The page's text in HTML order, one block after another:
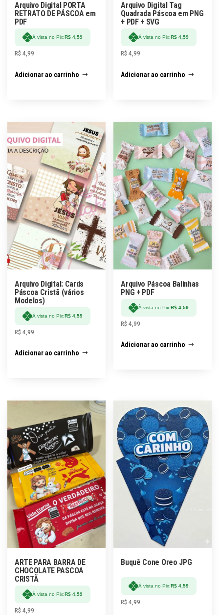
Arquivo Digital PORTA
RETRATO DE PÁSCOA em
PDF
À vista no Pix:R$ 4,59
R$ 4,99
Adicionar ao carrinho
Arquivo Digital Tag
Quadrada Páscoa em PNG
+ PDF + SVG
À vista no Pix:R$ 4,59
R$ 4,99
Adicionar ao carrinho
Arquivo Digital: Cards
Páscoa Cristã (vários
Modelos)
À vista no Pix:R$ 4,59
R$ 4,99
Adicionar ao carrinho
Arquivo Páscoa Balinhas
PNG + PDF
À vista no Pix:R$ 4,59
R$ 4,99
Adicionar ao carrinho
ARTE PARA BARRA DE
CHOCOLATE PASCOA
CRISTÃ
À vista no Pix:R$ 4,59
R$ 4,99
Buquê Cone Oreo JPG
À vista no Pix:R$ 4,59
R$ 4,99